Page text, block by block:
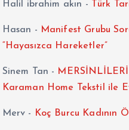
Halil ibrahim akın - Türk
Hasan - Manifest Grubu
“Hayasızca Hareketler”
Sinem Tan -
Karaman Home Tekstil ile
Merv - Koç Burcu Kadının